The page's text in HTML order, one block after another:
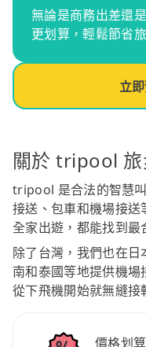
無論是商務出差還
更划算，輕鬆節省旅
立
關於 tripool 旅
tripool 是合法的智慧
接送、包車和機場接
全家出遊，都能找到最
除了台灣，我們也在
南和泰國等地提供機
從下飛機開始就無縫接
價格划